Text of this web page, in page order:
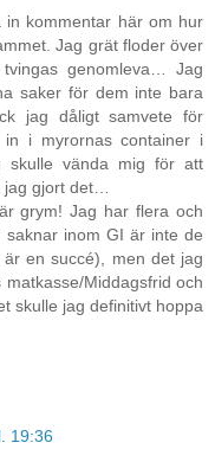
kommentar här om hur
Jag grät floder över
genomleva… Jag
saker för dem inte bara
jag dåligt samvete för
i myrornas container i
skulle vända mig för att
jag gjort det…
grym! Jag har flera och
inom GI är inte de
en succé), men det jag
Middagsfrid och
skulle jag definitivt hoppa
19:36